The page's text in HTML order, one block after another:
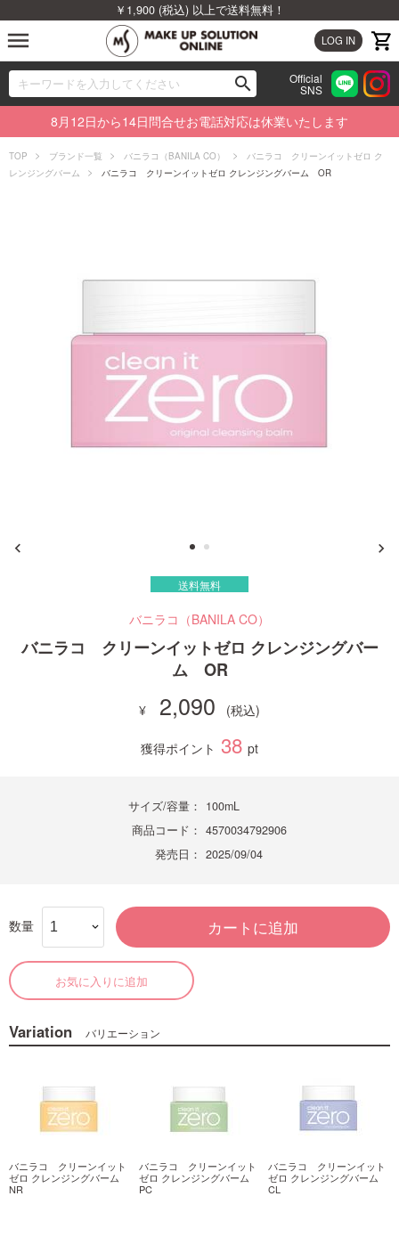
￥1,900 (税込) 以上で送料無料！
LOG IN
menu
search
00
Official
SNS
ブランドから探す
カテゴリから探す
特集から探す
ビューティジャーナルから探す
8月12日から14日問合せお電話対応は休業いたします
TOP ブランド一覧 バニラコ（BANILA CO）
バニラコ クリーンイットゼロ ク
レンジングバーム
バニラコ クリーンイットゼロ クレンジングバーム OR
送料無料
バニラコ（BANILA CO）
バニラコ クリーンイットゼロ クレンジングバー
ム OR
2,090
獲得ポイント 38 pt
サイズ/容量：
100mL
商品コード： 4570034792906
発売日： 2025/09/04
数量 カートに追加
お気に入りに追加
Variation バリエーション
バニラコ クリーンイット
ゼロ クレンジングバーム
NR
バニラコ クリーンイット
ゼロ クレンジングバーム
PC
バニラコ クリーンイット
ゼロ クレンジングバーム
CL